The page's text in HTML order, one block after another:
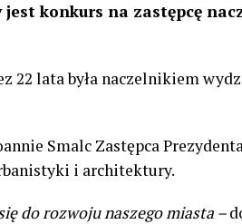
jest konkurs na zastępcę
22 lata była naczelnikiem
Smalc Zastępca
i architektury.
do rozwoju naszego miasta –